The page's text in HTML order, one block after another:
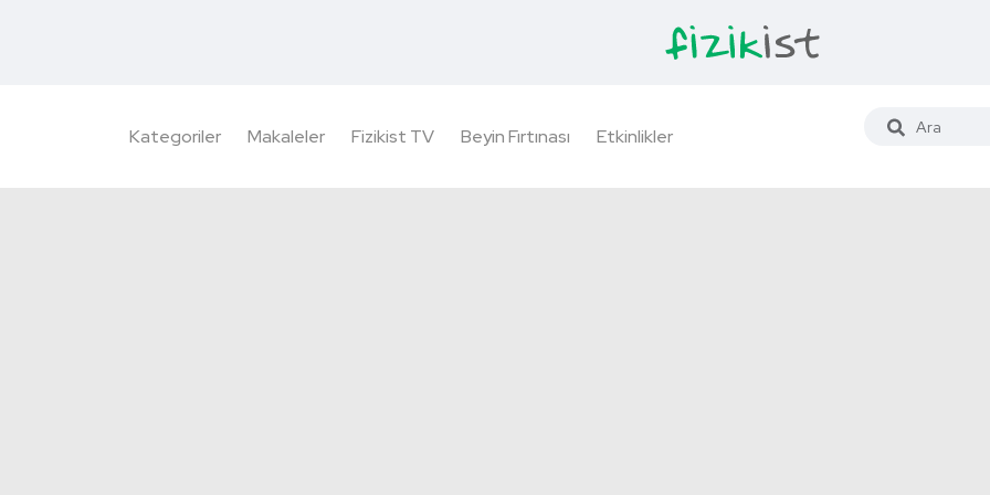
Kategoriler Makaleler Fizikist TV Beyin Fırtınası Etkinlikler